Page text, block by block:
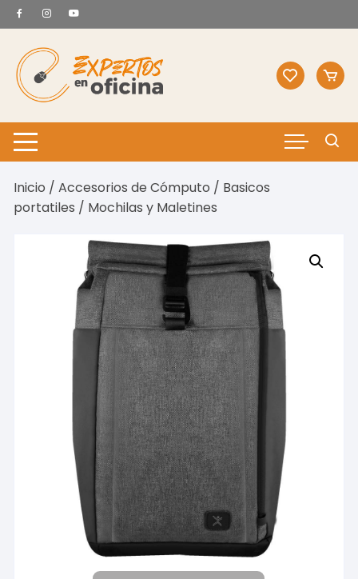
Saltar
al
contenido
Inicio /Accesorios de Cómputo / Basicos
portatiles / Mochilas y Maletines